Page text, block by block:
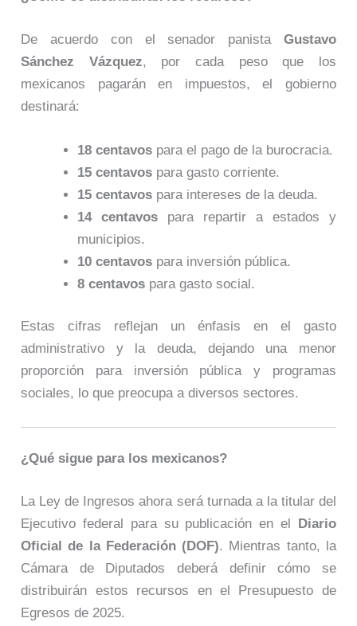
De acuerdo con el senador panista Gustavo
Sánchez Vázquez, por cada peso que los
mexicanos pagarán en impuestos, el gobierno
destinará:
18 centavos para el pago de la burocracia.
15 centavos para gasto corriente.
15 centavos para intereses de la deuda.
14 centavos para repartir a estados y
municipios.
10 centavos para inversión pública.
8 centavos para gasto social.
Estas cifras reflejan un énfasis en el gasto
administrativo y la deuda, dejando una menor
proporción para inversión pública y programas
sociales, lo que preocupa a diversos sectores.
¿Qué sigue para los mexicanos?
La Ley de Ingresos ahora será turnada a la titular del
Ejecutivo federal para su publicación en el Diario
Oficial de la Federación (DOF). Mientras tanto, la
Cámara de Diputados deberá definir cómo se
distribuirán estos recursos en el Presupuesto de
Egresos de 2025.